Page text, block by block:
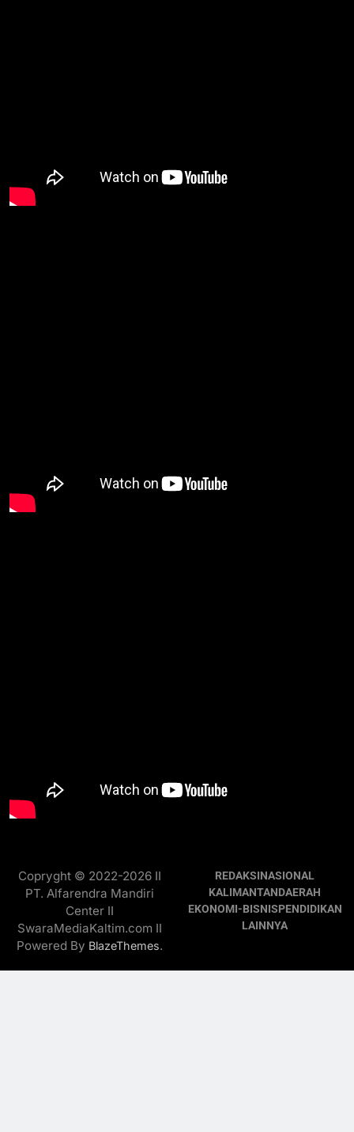
Copryght © 2022-2026 II
PT. Alfarendra Mandiri
Center II
SwaraMediaKaltim.com II
Powered By BlazeThemes.
REDAKSINASIONAL
KALIMANTANDAERAH
EKONOMI-BISNISPENDIDIKAN
LAINNYA